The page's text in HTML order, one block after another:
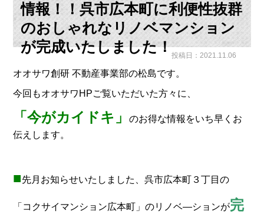
情報！！呉市広本町に利便性抜群
のおしゃれなリノベマンション
が完成いたしました！
投稿日：2021.11.06
オオサワ創研 不動産事業部の松島です。
今回もオオサワHPご覧いただいた方々に、
「今がカイドキ」のお得な情報をいち早くお
伝えします。
■先月お知らせいたしました、呉市広本町３丁目の
「コクサイマンション広本町」のリノベ―ションが完